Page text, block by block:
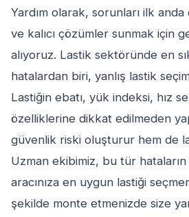
Yardım olarak, sorunları ilk
ve kalıcı çözümler sunmak için
alıyoruz. Lastik sektöründe en
hatalardan biri, yanlış lastik
Lastiğin ebatı, yük indeksi, hız
özelliklerine dikkat edilmeden
güvenlik riski oluşturur hem de
Uzman ekibimiz, bu tür
aracınıza en uygun lastiği
şekilde monte etmenizde size